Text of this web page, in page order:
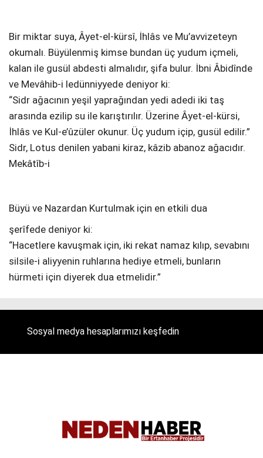
Bir miktar suya, Âyet-el-kürsî, İhlâs ve Mu’avvizeteyn
okumalı. Büyülenmiş kimse bundan üç yudum içmeli,
kalan ile gusül abdesti almalıdır, şifa bulur. İbni Âbidînde
ve Mevâhib-i ledünniyyede deniyor ki:
“Sidr ağacının yeşil yaprağından yedi adedi iki taş
arasında ezilip su ile karıştırılır. Üzerine Âyet-el-kürsi,
İhlâs ve Kul-e’ûzüler okunur. Üç yudum içip, gusül edilir.”
Sidr, Lotus denilen yabani kiraz, kâzib abanoz ağacıdır.
Mekâtîb-i
Büyü ve Nazardan Kurtulmak için en etkili dua
şerîfede deniyor ki:
“Hacetlere kavuşmak için, iki rekat namaz kılıp, sevabını
silsile-i aliyyenin ruhlarına hediye etmeli, bunların
hürmeti için diyerek dua etmelidir.”
Sosyal medya hesaplarımızı keşfedin